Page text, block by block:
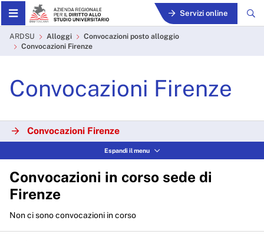
Skip to Main Content Servizi online
Convocazioni Firenze -
ARDSU Alloggi
Convocazioni posto alloggio
Convocazioni Firenze
Convocazioni Firenze
Convocazioni Firenze
Convocazioni scadute Firenze
Espandi il menu
Convocazioni in corso sede di
Firenze
Non ci sono convocazioni in corso